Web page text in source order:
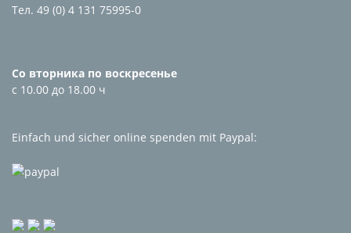
Тел. 49 (0) 4 131 75995-0
Со вторника по воскресенье
с 10.00 до 18.00 ч
Einfach und sicher online spenden mit Paypal: